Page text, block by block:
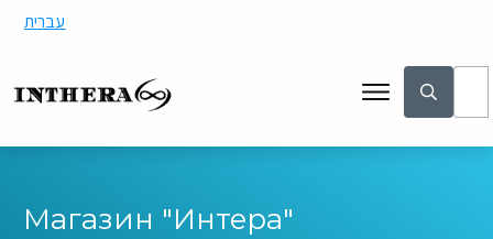
עברית
Магазин "Интера"